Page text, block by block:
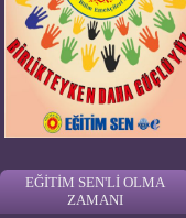
EĞİTİM SEN'Lİ OLMA
ZAMANI